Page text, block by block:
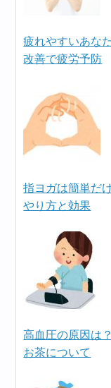
疲れやすいあな
改善で疲労予防
指ヨガは簡単だ
やり方と効果
高血圧の原因は
お茶について